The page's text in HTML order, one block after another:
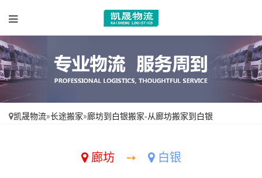
凯晟物流»长途搬家»廊坊到白银搬家-从廊坊搬家到白银
廊坊 ➙ 白银